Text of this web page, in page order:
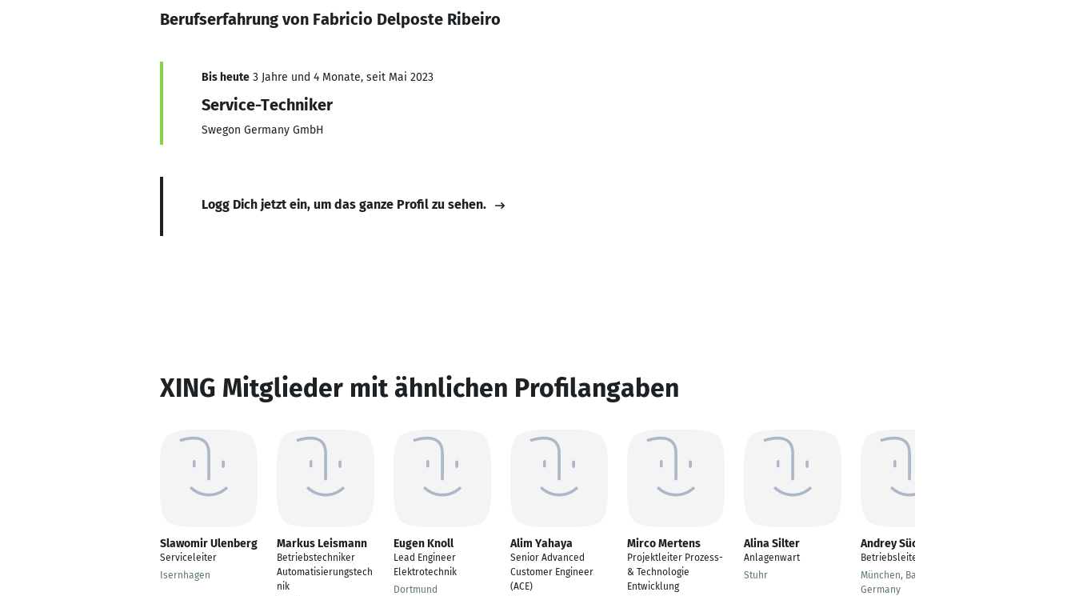
Berufserfahrung von Fabricio Delposte Ribeiro
Bis heute 3 Jahre und 4 Monate, seit Mai 2023
Service-Techniker
Swegon Germany GmbH
Logg Dich jetzt ein, um das ganze Profil zu sehen.
XING Mitglieder mit ähnlichen Profilangaben
Slawomir Ulenberg
Serviceleiter
Isernhagen
Markus Leismann
Betriebstechniker
Automatisierungstech
nik
Eugen Knoll
Lead Engineer
Elektrotechnik
Dortmund
Alim Yahaya
Senior Advanced
Customer Engineer
(ACE)
Mirco Mertens
Projektleiter Prozess-
& Technologie
Entwicklung
Alina Silter
Anlagenwart
Stuhr
Andrey Sücker
Betriebsleiter
München, Bavaria,
Germany